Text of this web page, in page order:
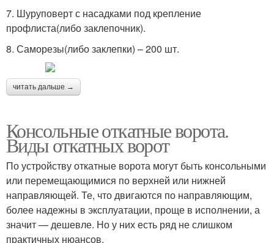
7. Шуруповерт с насадками под крепление
профлиста(либо заклепочник).
8. Саморезы(либо заклепки) – 200 шт.
читать дальше →
Консольные откатные ворота.
Виды откатных ворот
По устройству откатные ворота могут быть консольными
или перемещающимися по верхней или нижней
направляющей. Те, что двигаются по направляющим,
более надежны в эксплуатации, проще в исполнении, а
значит — дешевле. Но у них есть ряд не слишком
практичных нюансов.